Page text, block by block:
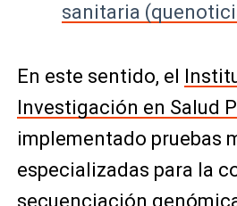
sanitaria
En este sentido, el
Investigación en Salud
implementado pruebas
especializadas para la
secuenciación